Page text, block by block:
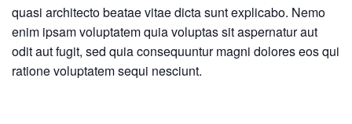
quasi architecto beatae vitae dicta sunt explicabo. Nemo
enim ipsam voluptatem quia voluptas sit aspernatur aut
odit aut fugit, sed quia consequuntur magni dolores eos qui
ratione voluptatem sequi nesciunt.